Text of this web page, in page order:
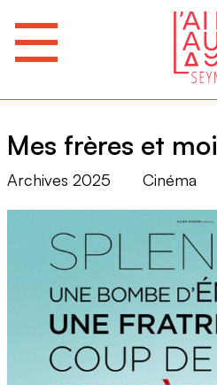
Mes frères et moi
Archives 2025 Cinéma